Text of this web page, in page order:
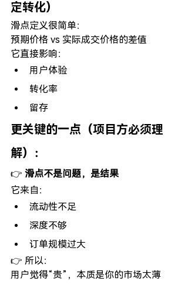
定转化）
滑点定义很简单：
预期价格 vs 实际成交价格的差值
它直接影响：
用户体验
转化率
留存
更关键的一点（项目方必须理
解）：
👉 滑点不是问题，是结果
它来自：
流动性不足
深度不够
订单规模过大
👉 所以：
用户觉得“贵”，本质是你的市场太薄